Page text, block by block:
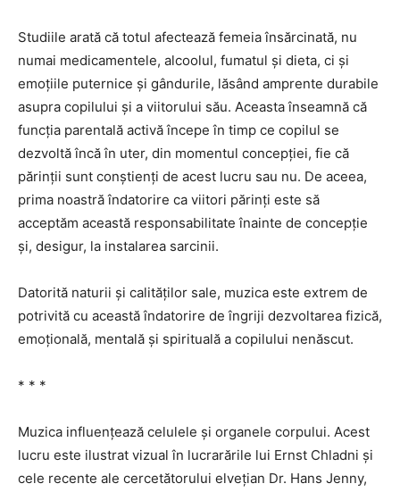
Studiile arată că totul afectează femeia însărcinată, nu
numai medicamentele, alcoolul, fumatul şi dieta, ci şi
emoțiile puternice şi gândurile, lăsând amprente durabile
asupra copilului şi a viitorului său. Aceasta înseamnă că
funcția parentală activă începe în timp ce copilul se
dezvoltă încă în uter, din momentul concepției, fie că
părinții sunt conştienți de acest lucru sau nu. De aceea,
prima noastră îndatorire ca viitori părinți este să
acceptăm această responsabilitate înainte de concepție
şi, desigur, la instalarea sarcinii.
Datorită naturii şi calităților sale, muzica este extrem de
potrivită cu această îndatorire de îngriji dezvoltarea fizică,
emoțională, mentală şi spirituală a copilului nenăscut.
* * *
Muzica influențează celulele şi organele corpului. Acest
lucru este ilustrat vizual în lucrarările lui Ernst Chladni şi
cele recente ale cercetătorului elvețian Dr. Hans Jenny,